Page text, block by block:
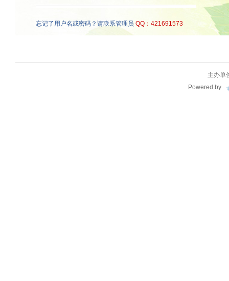
忘记了用户名或密码？请联系管理员 QQ：421691573
主办单
Powered by